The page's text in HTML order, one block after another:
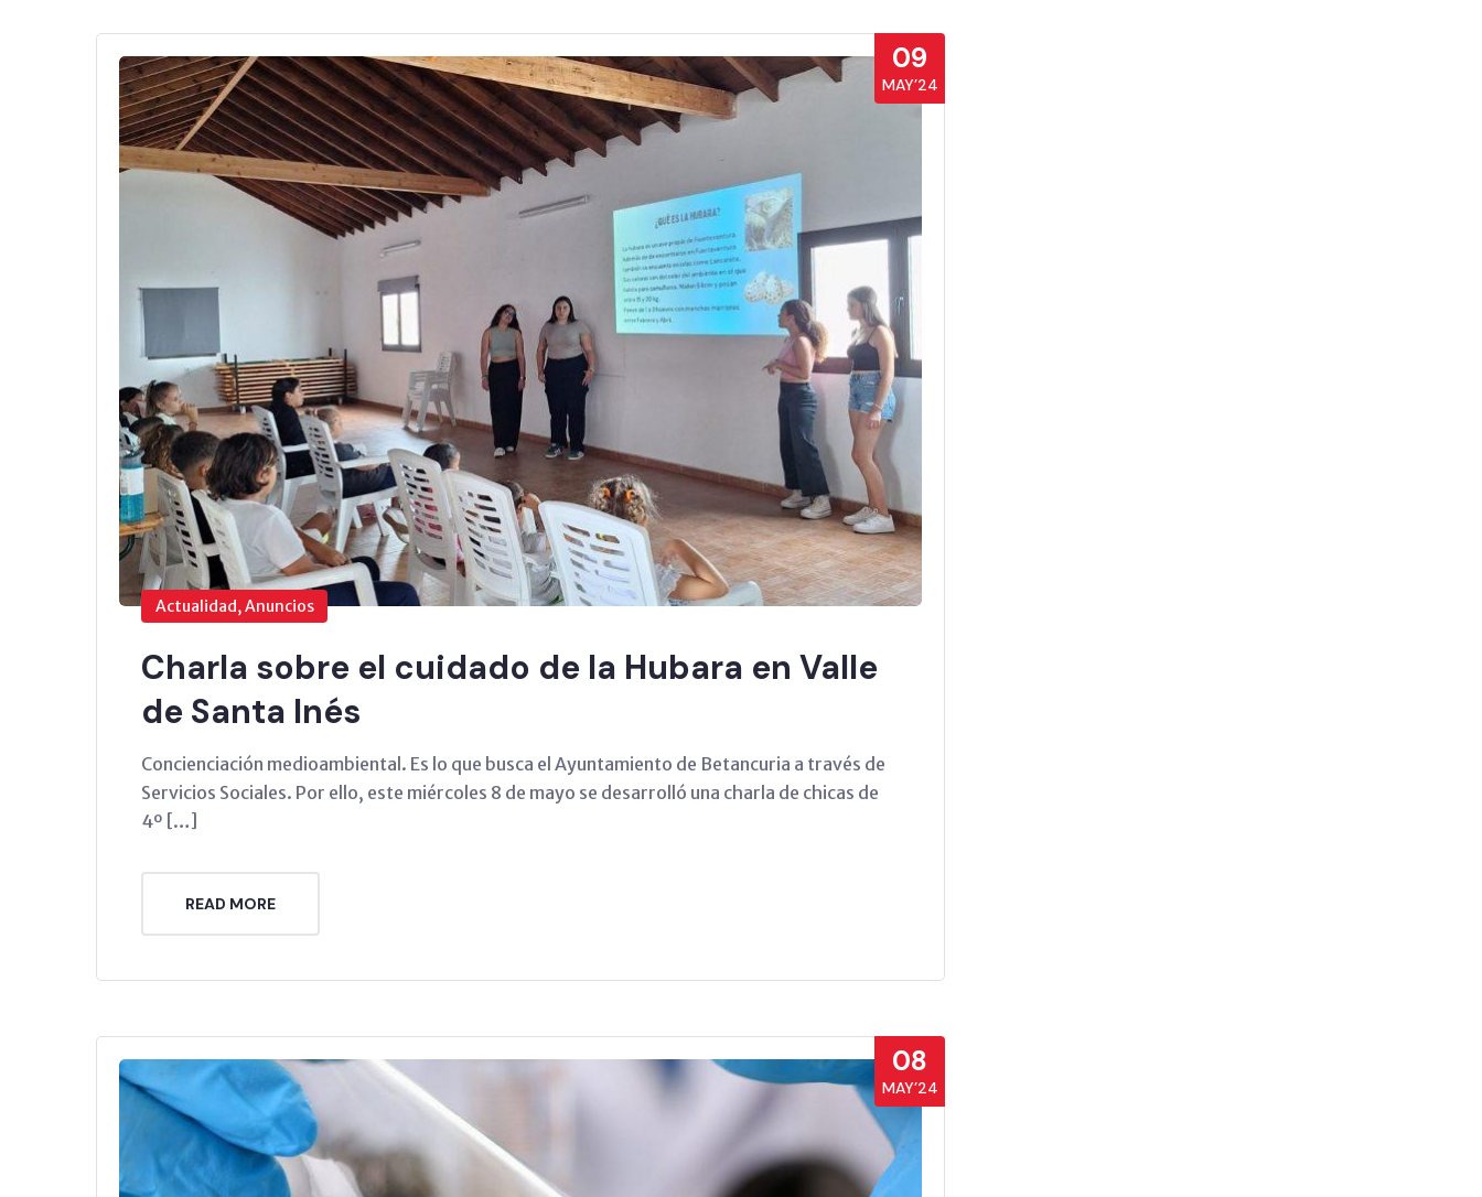
09
MAY’24
Actualidad, Anuncios
Charla sobre el cuidado de la Hubara en Valle
de Santa Inés
Concienciación medioambiental. Es lo que busca el Ayuntamiento de Betancuria a través de
Servicios Sociales. Por ello, este miércoles 8 de mayo se desarrolló una charla de chicas de
4º […]
READ MORE
08
MAY’24